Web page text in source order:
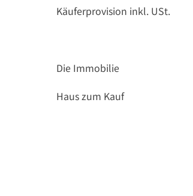
Käuferprovision inkl. USt.
Die Immobilie
Haus zum Kauf